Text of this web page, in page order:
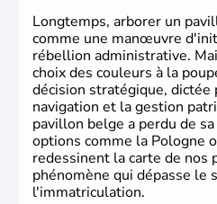
Longtemps, arborer un
comme une manœuvre
rébellion administrative.
choix des couleurs à la
décision stratégique, dictée
navigation et la gestion
pavillon belge a perdu de
options comme la Pologne
redessinent la carte de nos
phénomène qui dépasse le
l'immatriculation.